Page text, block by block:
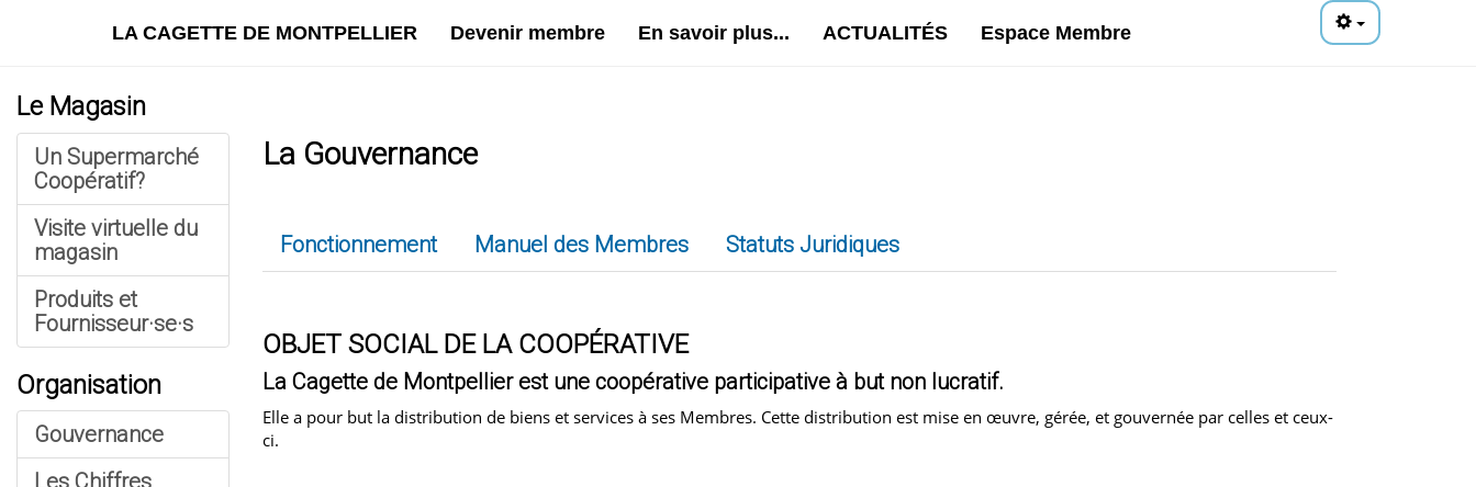
LA CAGETTE DE MONTPELLIER Devenir membre En savoir plus... ACTUALITÉS Espace Membre
Le Magasin
Un Supermarché
Coopératif?
Visite virtuelle du
magasin
Produits et
Fournisseur·se·s
Organisation
Gouvernance
Les Chiffres
La Gouvernance
Fonctionnement Manuel des Membres Statuts Juridiques
OBJET SOCIAL DE LA COOPÉRATIVE
La Cagette de Montpellier est une coopérative participative à but non lucratif.
Elle a pour but la distribution de biens et services à ses Membres. Cette distribution est mise en œuvre, gérée, et gouvernée par celles et ceux-
ci.